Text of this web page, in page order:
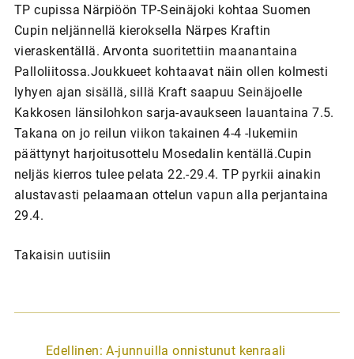
TP cupissa Närpiöön TP-Seinäjoki kohtaa Suomen
Cupin neljännellä kieroksella Närpes Kraftin
vieraskentällä. Arvonta suoritettiin maanantaina
Palloliitossa.Joukkueet kohtaavat näin ollen kolmesti
lyhyen ajan sisällä, sillä Kraft saapuu Seinäjoelle
Kakkosen länsilohkon sarja-avaukseen lauantaina 7.5.
Takana on jo reilun viikon takainen 4-4 -lukemiin
päättynyt harjoitusottelu Mosedalin kentällä.Cupin
neljäs kierros tulee pelata 22.-29.4. TP pyrkii ainakin
alustavasti pelaamaan ottelun vapun alla perjantaina
29.4.
Takaisin uutisiin
A
Edellinen: A-junnuilla onnistunut kenraali